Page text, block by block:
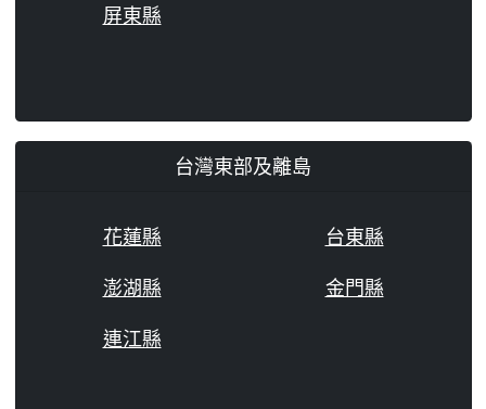
屏東縣
台灣東部及離島
花蓮縣
台東縣
澎湖縣
金門縣
連江縣